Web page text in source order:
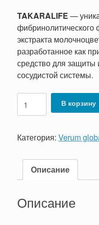
TAKARALIFE —
фибринолитического
экстракта
разработанное как
средство для защиты
сосудистой системы.
Количество
товара
В корзину
Категория: Verum
Описание
Описание